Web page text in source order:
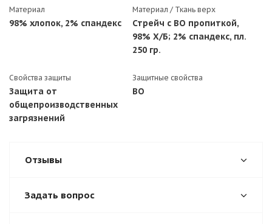
Материал
98% хлопок, 2% спандекс
Материал / Ткань верх
Стрейч с ВО пропиткой,
98% Х/Б; 2% спандекс, пл.
250 гр.
Свойства защиты
Защита от
общепроизводственных
загрязнений
Защитные свойства
ВО
Отзывы
Задать вопрос